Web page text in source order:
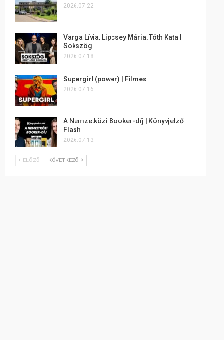
2026.07.22.
Varga Lívia, Lipcsey Mária, Tóth Kata |
Sokszög
2026.07.18.
Supergirl (power) | Filmes
2026.07.16.
A Nemzetközi Booker-díj | Könyvjelző
Flash
2026.07.13.
ELŐZŐ KÖVETKEZŐ